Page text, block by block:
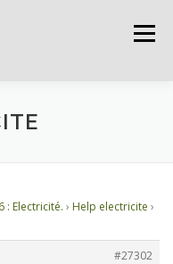
Menu
ANNONCES
: Electricité. › Help electricite ›
#27302